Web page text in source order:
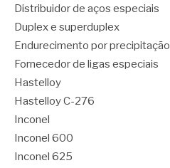
Distribuidor de aços especiais
Duplex e superduplex
Endurecimento por precipitação
Fornecedor de ligas especiais
Hastelloy
Hastelloy C-276
Inconel
Inconel 600
Inconel 625